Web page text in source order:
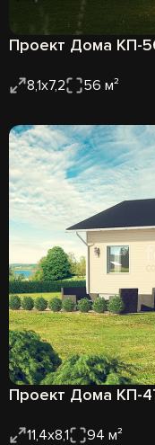
Проект Дома КП-
8,1х7,2 56 м²
Проект Дома КП-
11,4х8,1 94 м²